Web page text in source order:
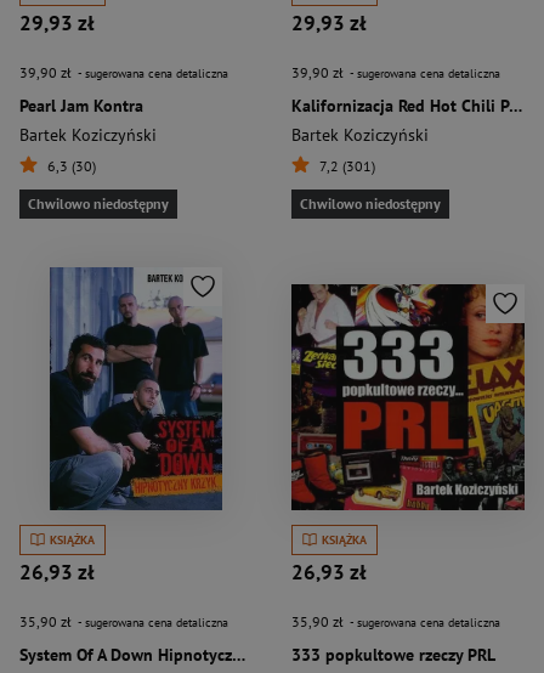
29,93 zł
39,90 zł - sugerowana cena detaliczna
Pearl Jam Kontra
Bartek Koziczyński
6,3 (30)
Chwilowo niedostępny
29,93 zł
39,90 zł - sugerowana cena detaliczna
Kalifornizacja Red Hot Chili Peppers
Bartek Koziczyński
7,2 (301)
Chwilowo niedostępny
KSIĄŻKA
26,93 zł
35,90 zł - sugerowana cena detaliczna
System Of A Down Hipnotyczny krzyk
KSIĄŻKA
26,93 zł
35,90 zł - sugerowana cena detaliczna
333 popkultowe rzeczy PRL